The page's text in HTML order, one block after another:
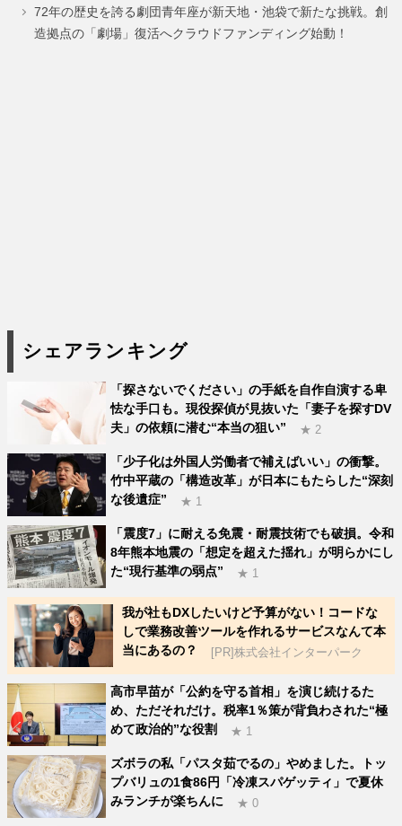
ジ
ジ
72年の歴史を誇る劇団青年座が新天地・池袋で新たな挑戦。創
造拠点の「劇場」復活へクラウドファンディング始動！
シェアランキング
「探さないでください」の手紙を自作自演する卑
怯な手口も。現役探偵が見抜いた「妻子を探すDV
夫」の依頼に潜む“本当の狙い”
★ 2
「少子化は外国人労働者で補えばいい」の衝撃。
竹中平蔵の「構造改革」が日本にもたらした“深刻
な後遺症”
★ 1
「震度7」に耐える免震・耐震技術でも破損。令和
8年熊本地震の「想定を超えた揺れ」が明らかにし
た“現行基準の弱点”
★ 1
我が社もDXしたいけど予算がない！コードな
しで業務改善ツールを作れるサービスなんて本
当にあるの？
[PR]株式会社インターパーク
高市早苗が「公約を守る首相」を演じ続けるた
め、ただそれだけ。税率1％策が背負わされた“極
めて政治的”な役割
★ 1
ズボラの私「パスタ茹でるの」やめました。トッ
プバリュの1食86円「冷凍スパゲッティ」で夏休
みランチが楽ちんに
★ 0